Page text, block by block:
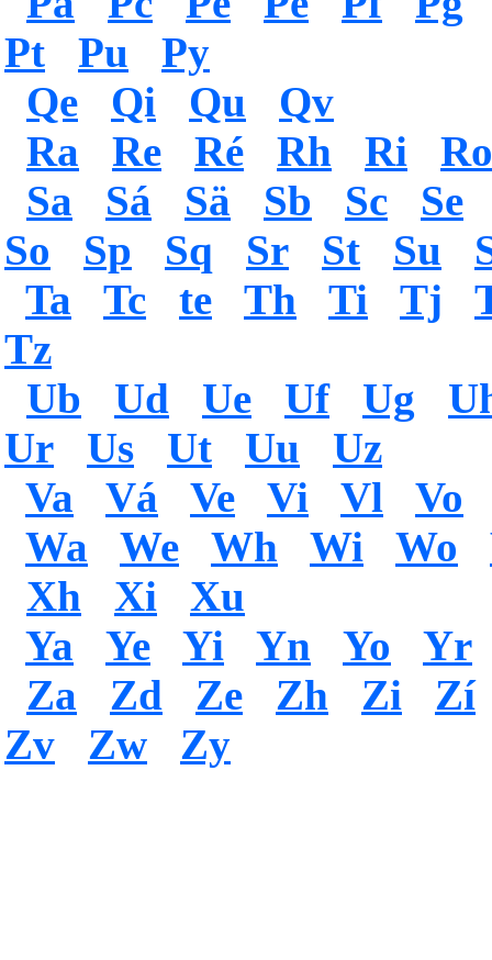
Pt
Pu
Py
Qe
Qi Qu
Qv
Ra
Re Ré Rh Ri
Ro
Sa
Sá Sä Sb Sc
Se
So
Sp Sq Sr St Su
Ta
Tc te Th Ti Tj
Tz
Ub
Ud Ue Uf Ug
Ur
Us Ut Uu
Uz
Va
Vá Ve Vi Vl
Vo
Wa
We Wh Wi Wo
Xh
Xi
Xu
Ya
Ye Yi Yn Yo
Yr
Za
Zd Ze Zh Zi
Zí
Zv
Zw Zy